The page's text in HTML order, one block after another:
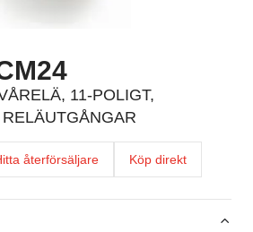
11-POLIGT,
återförsäljare Köp direkt